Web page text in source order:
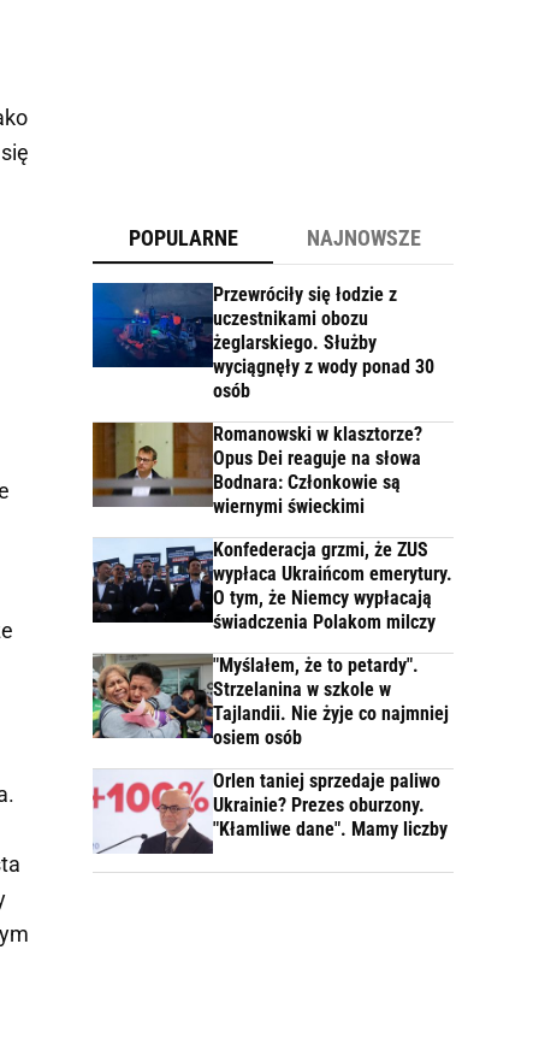
POPULARNE NAJNOWSZE
Przewróciły się łodzie z
uczestnikami obozu
żeglarskiego. Służby
wyciągnęły z wody ponad 30
osób
Romanowski w klasztorze?
Opus Dei reaguje na słowa
Bodnara: Członkowie są
wiernymi świeckimi
Konfederacja grzmi, że ZUS
wypłaca Ukraińcom emerytury.
O tym, że Niemcy wypłacają
świadczenia Polakom milczy
"Myślałem, że to petardy".
Strzelanina w szkole w
Tajlandii. Nie żyje co najmniej
osiem osób
Orlen taniej sprzedaje paliwo
Ukrainie? Prezes oburzony.
"Kłamliwe dane". Mamy liczby